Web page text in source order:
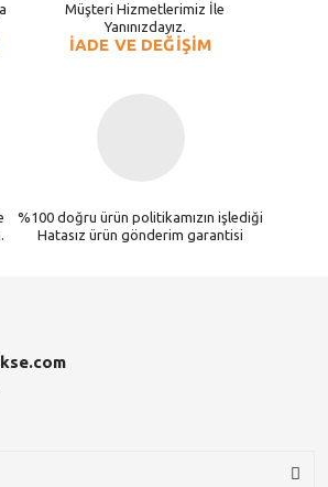
Müşteri Hizmetlerimiz İle
Yanınızdayız.
İADE VE DEĞİŞİM
%100 doğru ürün politikamızın işlediği
Hatasız ürün gönderim garantisi